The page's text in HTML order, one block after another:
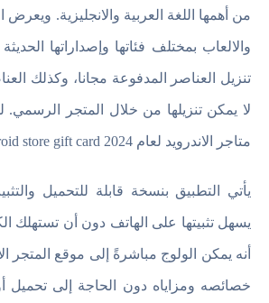
من أهمها اللغة العربية والانجليزية.
والالعاب بمختلف فئاتها وإصداراتها
تنزيل العناصر المدفوعة مجانا، وكذلك
لا يمكن تنزيلها من خلال المتجر
متاجر الاندرويد لعام 2024 android store gift card .
يأتي التطبيق بنسخة قابلة للتحميل
يسهل تثبيتها على الهاتف دون أن تستهلك
أنه يمكن الولوج مباشرةً إلى موقع المتجر
خصائصه ومزاياه دون الحاجة إلى تحميل